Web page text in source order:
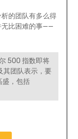
的团队有多么得
无比困难的事——
500 指数即将
其团队表示，要
盛，包括